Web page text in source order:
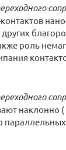
роль
наклонно